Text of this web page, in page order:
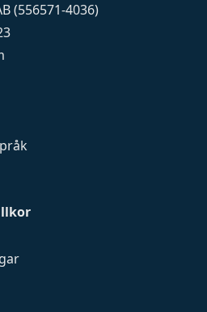
(556571-4036)